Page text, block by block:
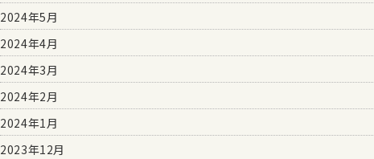
2024年5月
2024年4月
2024年3月
2024年2月
2024年1月
2023年12月